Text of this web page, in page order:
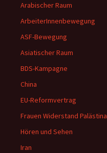
Arabischer Raum
ArbeiterInnenbewegung
ASF-Bewegung
Asiatischer Raum
BDS-Kampagne
China
EU-Reformvertrag
Frauen Widerstand Palästina
Hören und Sehen
Iran